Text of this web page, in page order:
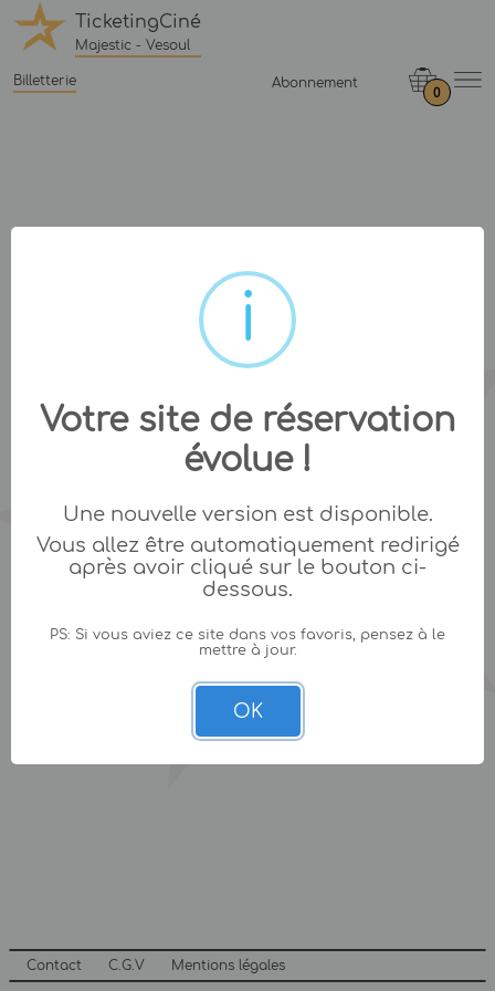
TicketingCiné
Majestic - Vesoul
Billetterie Abonnement
0
Contact C.G.V Mentions légales
Votre site de réservation
évolue !
Une nouvelle version est disponible.
Vous allez être automatiquement redirigé
après avoir cliqué sur le bouton ci-
dessous.
PS: Si vous aviez ce site dans vos favoris, pensez à le
mettre à jour.
OK